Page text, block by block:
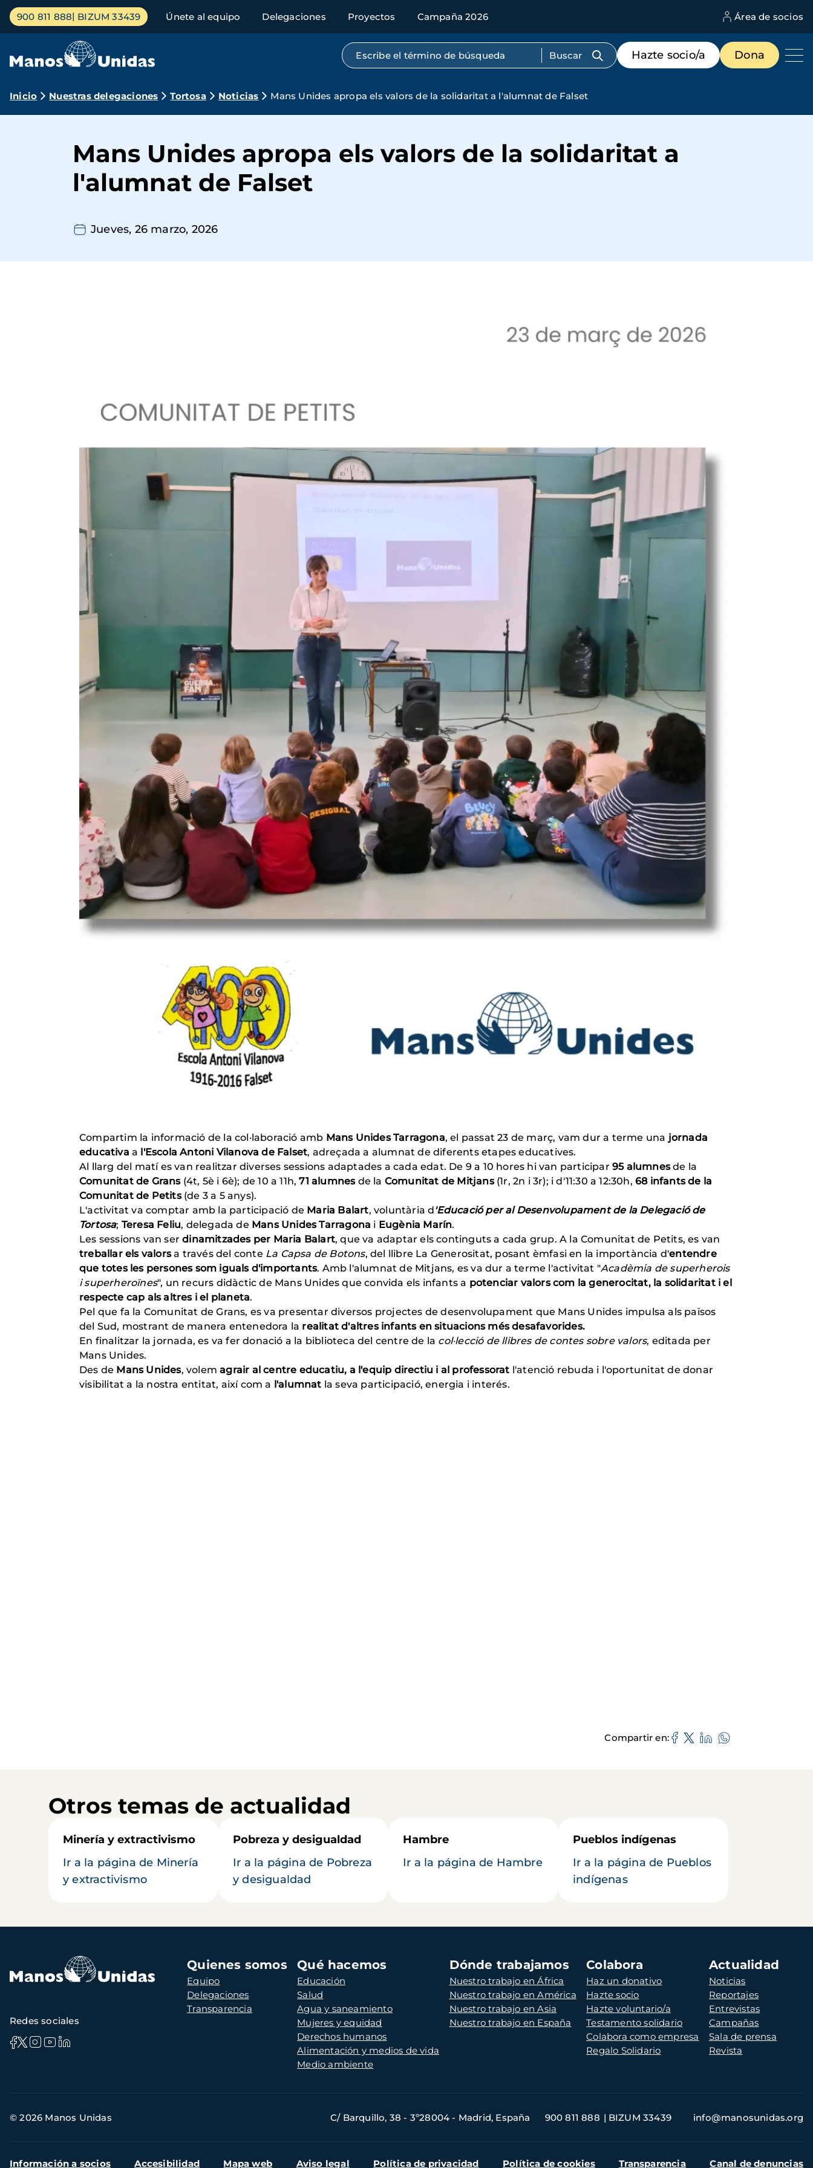
Pasar
contenido
Menú
principal
900 811 888 BIZUM 33439 Únete al equipo Delegaciones Proyectos Campaña 2026 Área de socios
Búsqueda por texto completo
Menú
de
destacados
Hazte socio/a Dona
Ruta
navegación
Inicio Nuestras delegaciones Tortosa Noticias Mans Unides apropa els valors de la solidaritat a l'alumnat de Falset
Mans Unides apropa els valors de la solidaritat a
l'alumnat de Falset
Jueves, 26 marzo, 2026
Compartim la informació de la col·laboració amb Mans Unides Tarragona, el passat 23 de març, vam dur a terme una jornada
educativa a l'Escola Antoni Vilanova de Falset, adreçada a alumnat de diferents etapes educatives.
Al llarg del matí es van realitzar diverses sessions adaptades a cada edat. De 9 a 10 hores hi van participar 95 alumnesde la
Comunitat de Grans(4t, 5è i 6è); de 10 a 11h,71 alumnesde la Comunitat de Mitjans(1r, 2n i 3r); i d'11:30 a 12:30h,68 infants de la
Comunitat de Petits(de 3 a 5 anys).
L'activitat va comptar amb la participació de Maria Balart, voluntària d'Educació per al Desenvolupament de la Delegació de
Tortosa; Teresa Feliu, delegada de Mans Unides Tarragona i Eugènia Marín.
Les sessions van serdinamitzades per Maria Balart, que va adaptar els continguts a cada grup. A la Comunitat de Petits, es van
treballar els valorsa través del conte La Capsa de Botons, del llibre La Generositat, posant èmfasi en la importància d'entendre
que totes les persones som iguals d'importants. Amb l'alumnat de Mitjans, es va dur a terme l'activitat "Acadèmia de superherois
i superheroïnes", un recurs didàctic de Mans Unides que convida els infants a potenciar valors com la generocitat, la solidaritat i el
respecte cap als altres i el planeta.
Pel que fa la Comunitat de Grans, es va presentar diversos projectes de desenvolupament que Mans Unides impulsa als països
del Sud, mostrant de manera entenedora la realitat d'altres infants en situacions més desafavorides.
En finalitzar la jornada, es va fer donació a la biblioteca del centre de la col·lecció de llibres de contes sobre valors, editada per
Mans Unides.
Des de Mans Unides, volem agrair al centre educatiu, a l'equip directiu i al professorat l'atenció rebuda i l'oportunitat de donar
visibilitat a la nostra entitat, així com a l'alumnat la seva participació, energia i interés.
Compartir en
Otros temas de actualidad
Minería y extractivismo
Ir a la página de Minería
y extractivismo
Pobreza y desigualdad
Ir a la página de Pobreza
y desigualdad
Hambre
Ir a la página de Hambre
Pueblos indígenas
Ir a la página de Pueblos
indígenas
Navegación
principal
Quienes somos
Equipo
Delegaciones
Transparencia
Qué hacemos
Educación
Salud
Agua y saneamiento
Mujeres y equidad
Derechos humanos
Alimentación y medios de vida
Medio ambiente
Dónde trabajamos
Nuestro trabajo en África
Nuestro trabajo en América
Nuestro trabajo en Asia
Nuestro trabajo en España
Colabora
Haz un donativo
Hazte socio
Hazte voluntario/a
Testamento solidario
Colabora como empresa
Regalo Solidario
Actualidad
Noticias
Reportajes
Entrevistas
Campañas
Sala de prensa
Revista
Redes sociales
de
© 2026 Manos Unidas C/ Barquillo, 38 - 3º28004 - Madrid, España 900 811 888 BIZUM 33439 info@manosunidas.org
Menú
Información a socios Accesibilidad Mapa web Aviso legal Política de privacidad Política de cookies Transparencia Canal de denuncias